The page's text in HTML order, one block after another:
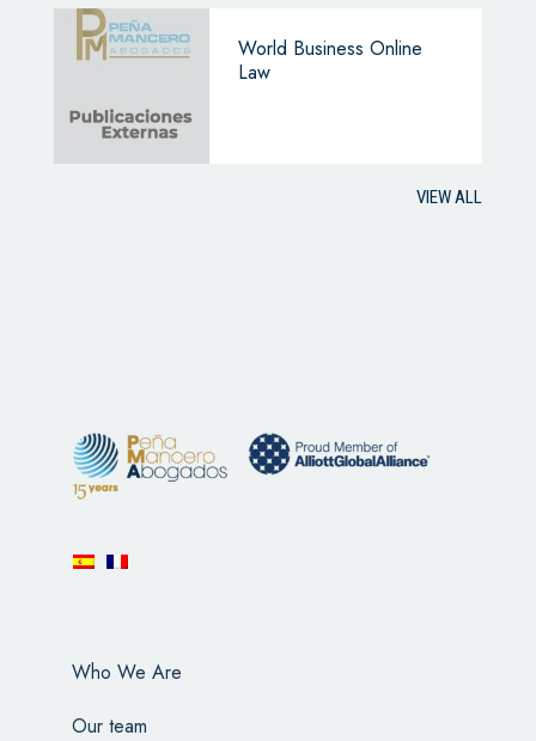
World Business Online
Law
VIEW ALL
Who We Are
Our team